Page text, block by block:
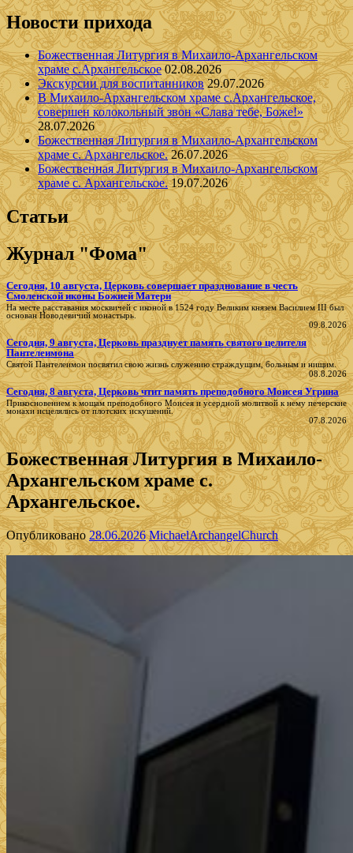
Новости прихода
Божественная Литургия в Михаило-Архангельском
храме с.Архангельское 02.08.2026
Экскурсии для воспитанников 29.07.2026
В Михаило-Архангельском храме с.Архангельское,
совершен колокольный звон «Слава тебе, Боже!»
28.07.2026
Божественная Литургия в Михаило-Архангельском
храме с. Архангельское. 26.07.2026
Божественная Литургия в Михаило-Архангельском
храме с. Архангельское. 19.07.2026
Статьи
Журнал "Фома"
Сегодня, 10 августа, Церковь совершает празднование в честь
Смоленской иконы Божией Матери
На месте расставания москвичей с иконой в 1524 году Великим князем Василием III был
основан Новодевичий монастырь.
09.8.2026
Сегодня, 9 августа, Церковь празднует память святого целителя
Пантелеимона
Святой Пантелеимон посвятил свою жизнь служению страждущим, больным и нищим.
08.8.2026
Сегодня, 8 августа, Церковь чтит память преподобного Моисея Угрина
Прикосновением к мощам преподобного Моисея и усердной молитвой к нему печерские
монахи исцелялись от плотских искушений.
07.8.2026
Божественная Литургия в Михаило-
Архангельском храме с.
Архангельское.
Опубликовано 28.06.2026 MichaelArchangelChurch